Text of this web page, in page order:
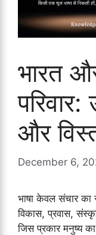
भारत
परिवार:
और
December 6,
भाषा केवल संचार का
विकास, प्रवास,
जिस प्रकार मनुष्य